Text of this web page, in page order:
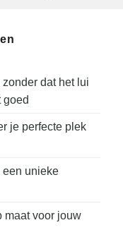
dat het lui
goed
je perfecte plek
een unieke
maat voor jouw